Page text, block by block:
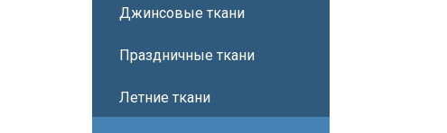
Джинсовые ткани
Праздничные ткани
Летние ткани